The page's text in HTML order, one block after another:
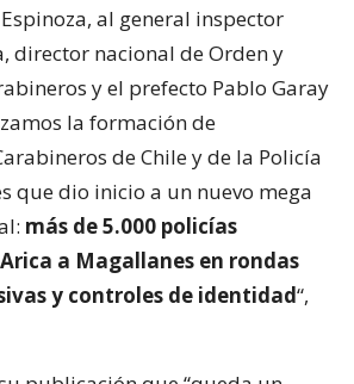
al general inspector
director nacional de Orden y
y el prefecto Pablo Garay
la formación de
de Chile y de la Policía
que dio inicio a un nuevo mega
más de 5.000 policías
a Magallanes en rondas
y controles de identidad“,